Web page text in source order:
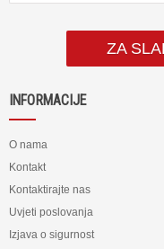
ZA
INFORMACIJE
O nama
Kontakt
Kontaktirajte nas
Uvjeti poslovanja
Izjava o sigurnost